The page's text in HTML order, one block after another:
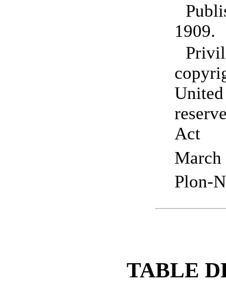
1909.
Act
Plon-
TABLE